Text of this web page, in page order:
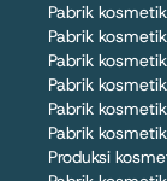
Pabrik
Pabrik
Pabrik
Pabrik
Pabrik
Pabrik
Produksi